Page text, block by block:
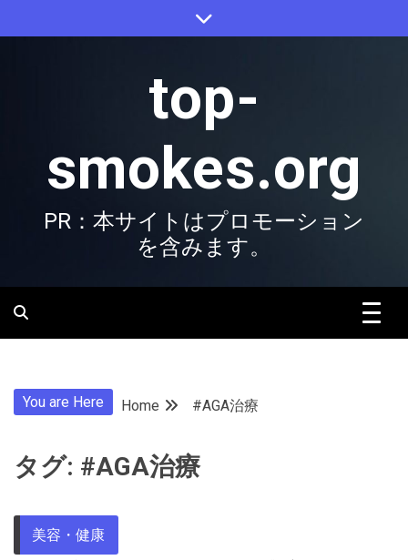
to
top-
smokes.org
PR：本サイトはプロモーション
を含みます。
You are Here Home #AGA治療
タグ: #AGA治療
美容・健康